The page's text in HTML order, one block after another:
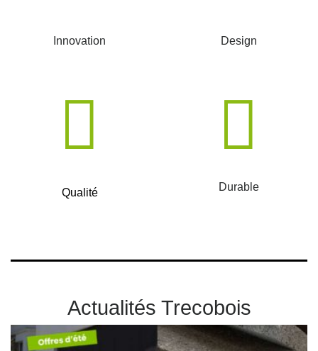
Innovation Design
Qualité Durable
Actualités Trecobois